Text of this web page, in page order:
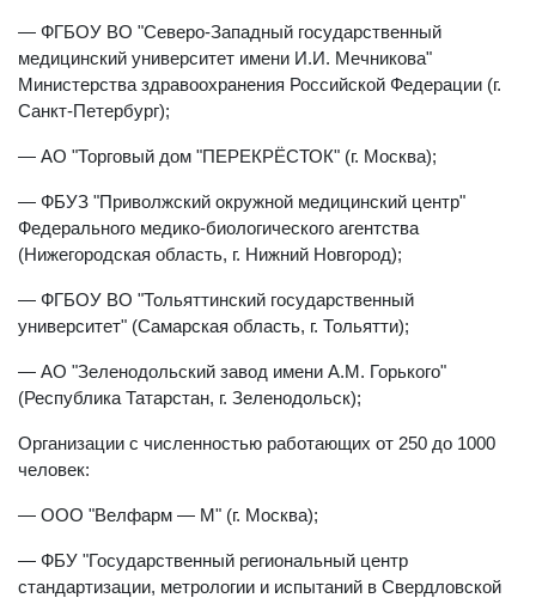
— ФГБОУ ВО "Северо-Западный государственный
медицинский университет имени И.И. Мечникова"
Министерства здравоохранения Российской Федерации (г.
Санкт-Петербург);
— АО "Торговый дом "ПЕРЕКРЁСТОК" (г. Москва);
— ФБУЗ "Приволжский окружной медицинский центр"
Федерального медико-биологического агентства
(Нижегородская область, г. Нижний Новгород);
— ФГБОУ ВО "Тольяттинский государственный
университет" (Самарская область, г. Тольятти);
— АО "Зеленодольский завод имени А.М. Горького"
(Республика Татарстан, г. Зеленодольск);
Организации с численностью работающих от 250 до 1000
человек:
— ООО "Велфарм — М" (г. Москва);
— ФБУ "Государственный региональный центр
стандартизации, метрологии и испытаний в Свердловской